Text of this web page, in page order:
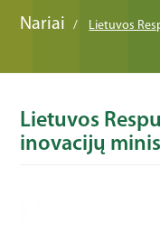
Nariai Lietuvos
Lietuvos
inovacijų